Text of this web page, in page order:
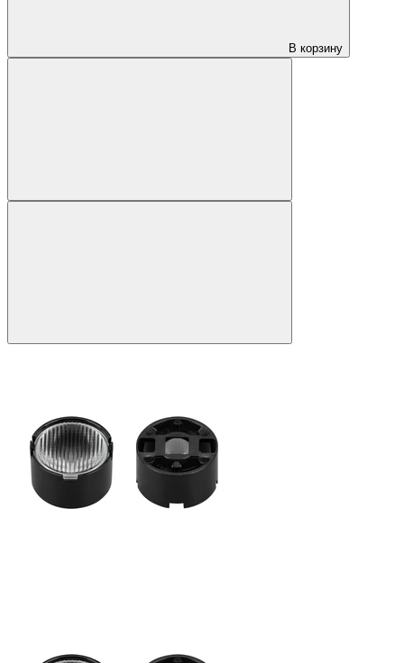
В корзину